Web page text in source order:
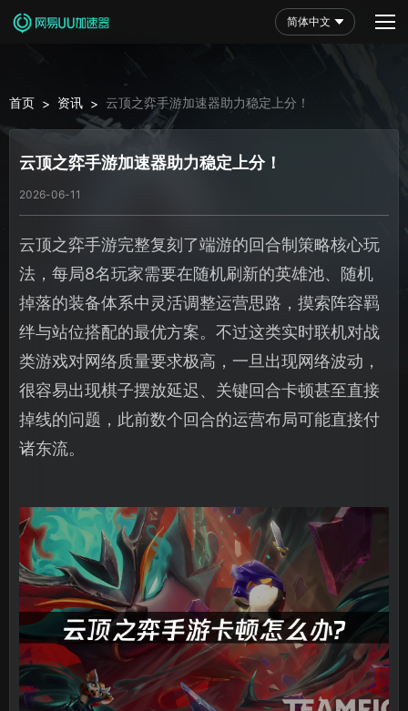
简体中文
首页 > 资讯 > 云顶之弈手游加速器助力稳定上分！
云顶之弈手游加速器助力稳定上分！
2026-06-11
云顶之弈手游完整复刻了端游的回合制策略核心玩
法，每局8名玩家需要在随机刷新的英雄池、随机
掉落的装备体系中灵活调整运营思路，摸索阵容羁
绊与站位搭配的最优方案。不过这类实时联机对战
类游戏对网络质量要求极高，一旦出现网络波动，
很容易出现棋子摆放延迟、关键回合卡顿甚至直接
掉线的问题，此前数个回合的运营布局可能直接付
诸东流。